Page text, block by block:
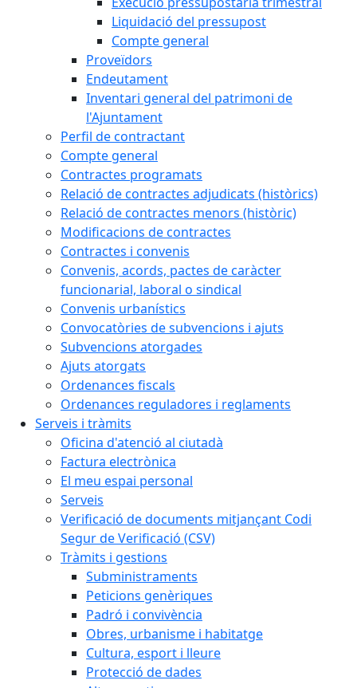
Liquidació del pressupost
Compte general
Proveïdors
Endeutament
Inventari general del patrimoni de
l'Ajuntament
Perfil de contractant
Compte general
Contractes programats
Relació de contractes adjudicats (històrics)
Relació de contractes menors (històric)
Modificacions de contractes
Contractes i convenis
Convenis, acords, pactes de caràcter
funcionarial, laboral o sindical
Convenis urbanístics
Convocatòries de subvencions i ajuts
Subvencions atorgades
Ajuts atorgats
Ordenances fiscals
Ordenances reguladores i reglaments
Serveis i tràmits
Oficina d'atenció al ciutadà
Factura electrònica
El meu espai personal
Serveis
Verificació de documents mitjançant Codi
Segur de Verificació (CSV)
Tràmits i gestions
Subministraments
Peticions genèriques
Padró i convivència
Obres, urbanisme i habitatge
Cultura, esport i lleure
Protecció de dades